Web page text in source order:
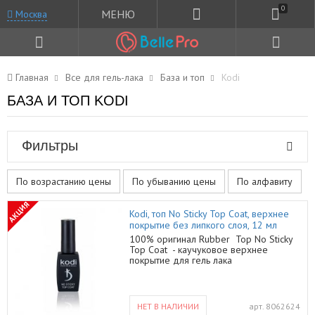
Москва МЕНЮ 0
Главная Все для гель-лака База и топ Kodi
БАЗА И ТОП KODI
Фильтры
По возрастанию цены По убыванию цены По алфавиту
АКЦИЯ
Kodi, топ No Sticky Top Coat, верхнее
покрытие без липкого слоя, 12 мл
100% оригинал Rubber Top No Sticky
Top Coat - каучуковое верхнее
покрытие для гель лака
минуты. Для того, чтобы наращивание
НЕТ В НАЛИЧИИ арт. 8062624